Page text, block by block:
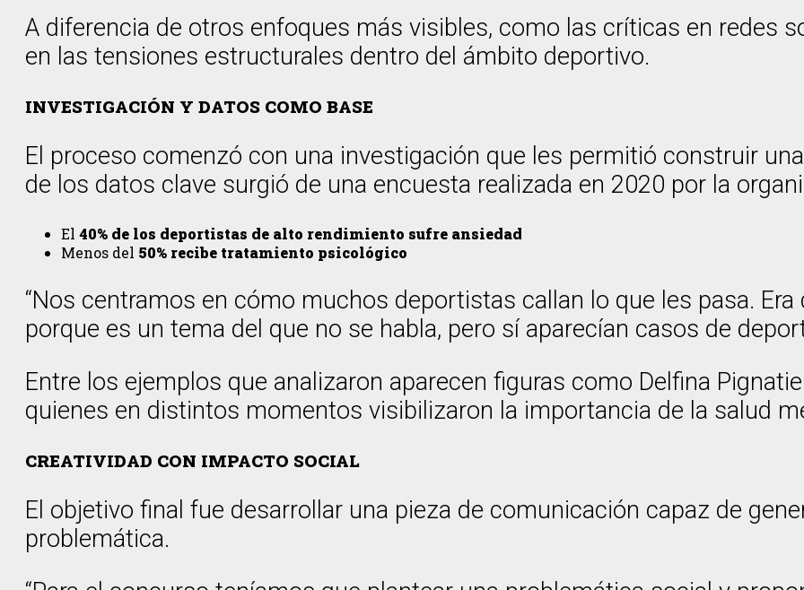
A diferencia de otros enfoques más visibles, como las críticas en redes
en las tensiones estructurales dentro del ámbito deportivo.
INVESTIGACIÓN Y DATOS COMO BASE
El proceso comenzó con una investigación que les permitió construir
de los datos clave surgió de una encuesta realizada en 2020 por la
El 40% de los deportistas de alto rendimiento sufre ansiedad
Menos del 50% recibe tratamiento psicológico
“Nos centramos en cómo muchos deportistas callan lo que les pasa.
porque es un tema del que no se habla, pero sí aparecían casos de
Entre los ejemplos que analizaron aparecen figuras como Delfina
quienes en distintos momentos visibilizaron la importancia de la salud
CREATIVIDAD CON IMPACTO SOCIAL
El objetivo final fue desarrollar una pieza de comunicación capaz de
problemática.